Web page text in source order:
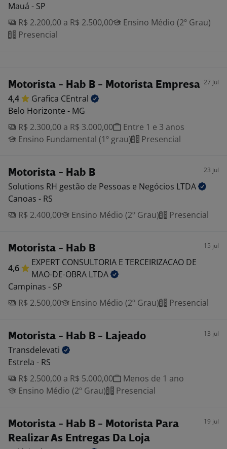
Mauá - SP
R$ 2.200,00 a R$ 2.500,00
Ensino Médio (2º Grau)
Presencial
Motorista - Hab B - Motorista Empresa 27 jul
4,4 Grafica CEntral
Belo Horizonte - MG
R$ 2.300,00 a R$ 3.000,00
Entre 1 e 3 anos
Ensino Fundamental (1º grau)
Presencial
Motorista - Hab B 23 jul
Solutions RH gestão de Pessoas e Negócios LTDA
Canoas - RS
R$ 2.400,00
Ensino Médio (2º Grau) Presencial
Motorista - Hab B 15 jul
4,6
EXPERT CONSULTORIA E TERCEIRIZACAO DE
MAO-DE-OBRA LTDA
Campinas - SP
R$ 2.500,00
Ensino Médio (2º Grau) Presencial
Motorista - Hab B - Lajeado 13 jul
Transdelevati
Estrela - RS
R$ 2.500,00 a R$ 5.000,00
Menos de 1 ano
Ensino Médio (2º Grau)
Presencial
Motorista - Hab B - Motorista Para
Realizar As Entregas Da Loja
19 jul